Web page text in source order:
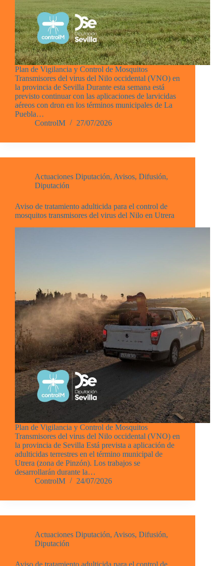
Plan de Vigilancia y Control de Mosquitos
Transmisores del virus del Nilo occidental (VNO) en
la provincia de Sevilla Durante esta semana está
previsto continuar con las aplicaciones de larvicidas
aéreos con dron en los términos municipales de La
Puebla…
ControlM
27/07/2026
Actuaciones Diputación, Avisos, Difusión,
Diputación
Aviso de tratamiento adulticida para el control de
mosquitos transmisores del virus del Nilo en Utrera
Plan de Vigilancia y Control de Mosquitos
Transmisores del virus del Nilo occidental (VNO) en
la provincia de Sevilla Está prevista a aplicación de
adulticidas terrestres en el término municipal de
Utrera (zona de Pinzón). Los trabajos se
desarrollarán durante la…
ControlM
24/07/2026
Actuaciones Diputación, Avisos, Difusión,
Diputación